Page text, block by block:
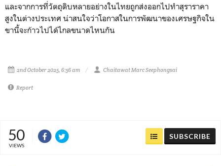
และจากการที่วัตถุดิบหลายอย่างในไทยถูกส่งออกไปทำสุราราคา
สูงในต่างประเทศ น่าสนใจว่าโอกาสในการพัฒนาของเศรษฐกิจใน
ขานี้จะก้าวไปได้ไกลขนาดไหนกัน
2nd October 2025, 6:56 am Chaitawat Marc Seephongsai
Report
50
VIEWS
SUBSCRIBE